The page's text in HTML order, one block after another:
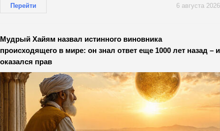
Перейти 6 августа 2026
Мудрый Хайям назвал истинного виновника
происходящего в мире: он знал ответ еще 1000 лет назад – и
оказался прав